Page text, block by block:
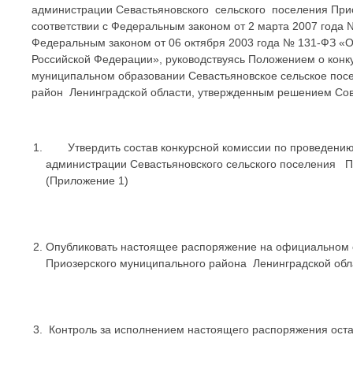
администрации Севастьяновского сельского поселения
соответствии с Федеральным законом от 2 марта 2007
Федеральным законом от 06 октября 2003 года № 131-ФЗ
Российской Федерации», руководствуясь Положением о
муниципальном образовании Севастьяновское сельское
район Ленинградской области, утвержденным решением
Утвердить состав конкурсной комиссии по
администрации Севастьяновского сельского поселения
(Приложение 1)
Опубликовать настоящее распоряжение на официальном
Приозерского муниципального района Ленинградской
Контроль за исполнением настоящего распоряжения